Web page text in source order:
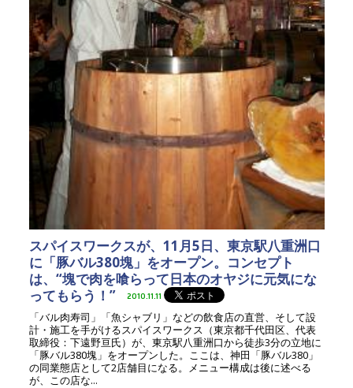
スパイスワークスが、11月5日、東京駅八重洲口
に「豚バル380塊」をオープン。コンセプト
は、“塊で肉を喰らって日本のオヤジに元気にな
ってもらう！”
2010.11.11
「バル肉寿司」「魚シャブリ」などの飲食店の直営、そして設
計・施工を手がけるスパイスワークス（東京都千代田区、代表
取締役：下遠野亘氏）が、東京駅八重洲口から徒歩3分の立地に
「豚バル380塊」をオープンした。ここは、神田「豚バル380」
の同業態店として2店舗目になる。メニュー構成は後に述べる
が、この店な...